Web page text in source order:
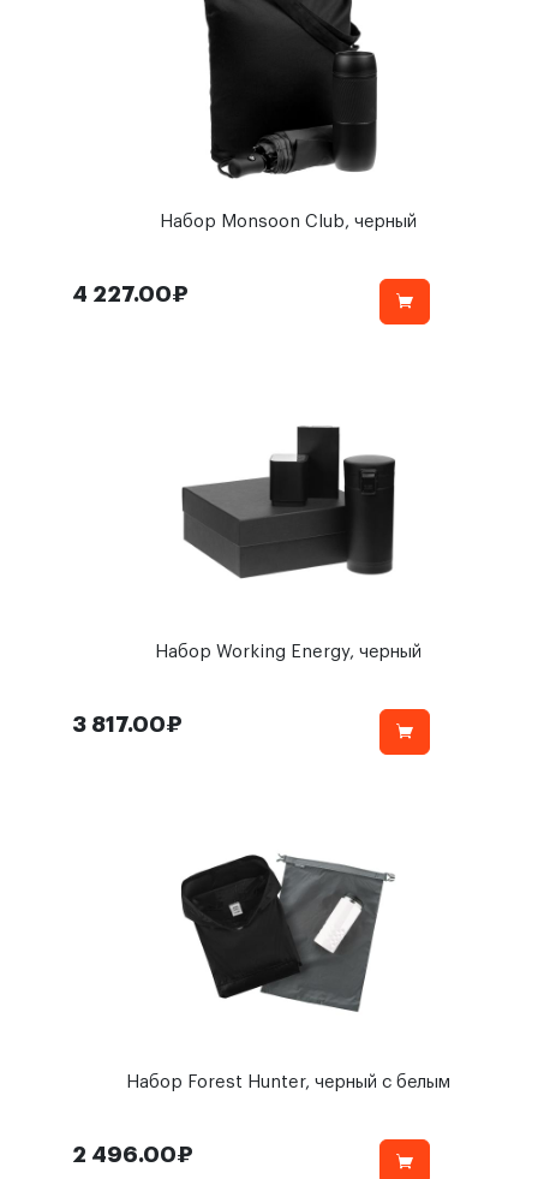
Набор Monsoon Club, черный
4 227.00₽
Набор Working Energy, черный
3 817.00₽
Набор Forest Hunter, черный с белым
2 496.00₽